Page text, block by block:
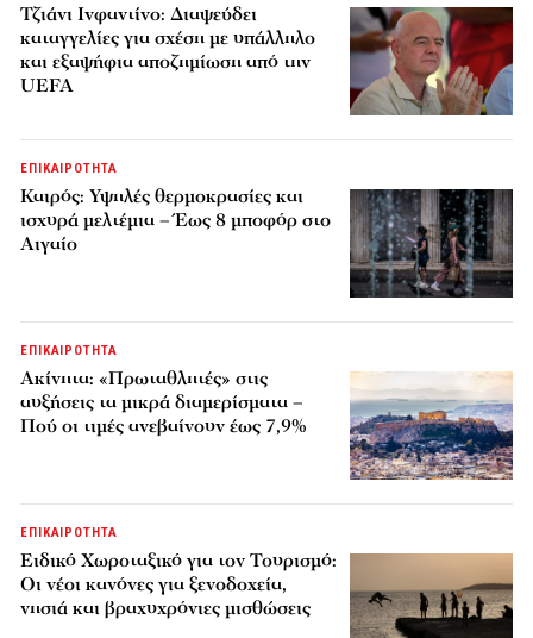
Τζιάνι Ινφαντίνο: Διαψεύδει
καταγγελίες για σχέση με υπάλληλο
και εξαψήφια αποζημίωση από την
UEFA
ΕΠΙΚΑΙΡΟΤΗΤΑ
Καιρός: Υψηλές θερμοκρασίες και
ισχυρά μελτέμια – Έως 8 μποφόρ στο
Αιγαίο
ΕΠΙΚΑΙΡΟΤΗΤΑ
Ακίνητα: «Πρωταθλητές» στις
αυξήσεις τα μικρά διαμερίσματα –
Πού οι τιμές ανεβαίνουν έως 7,9%
ΕΠΙΚΑΙΡΟΤΗΤΑ
Ειδικό Χωροταξικό για τον Τουρισμό:
Οι νέοι κανόνες για ξενοδοχεία,
νησιά και βραχυχρόνιες μισθώσεις